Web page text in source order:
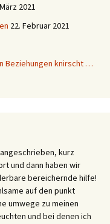
2021
22. Februar 2021
Beziehungen knirscht …
kurz
und dann haben wir
bereichernde hilfe!
auf den punkt
umwege zu meinen
und bei denen ich